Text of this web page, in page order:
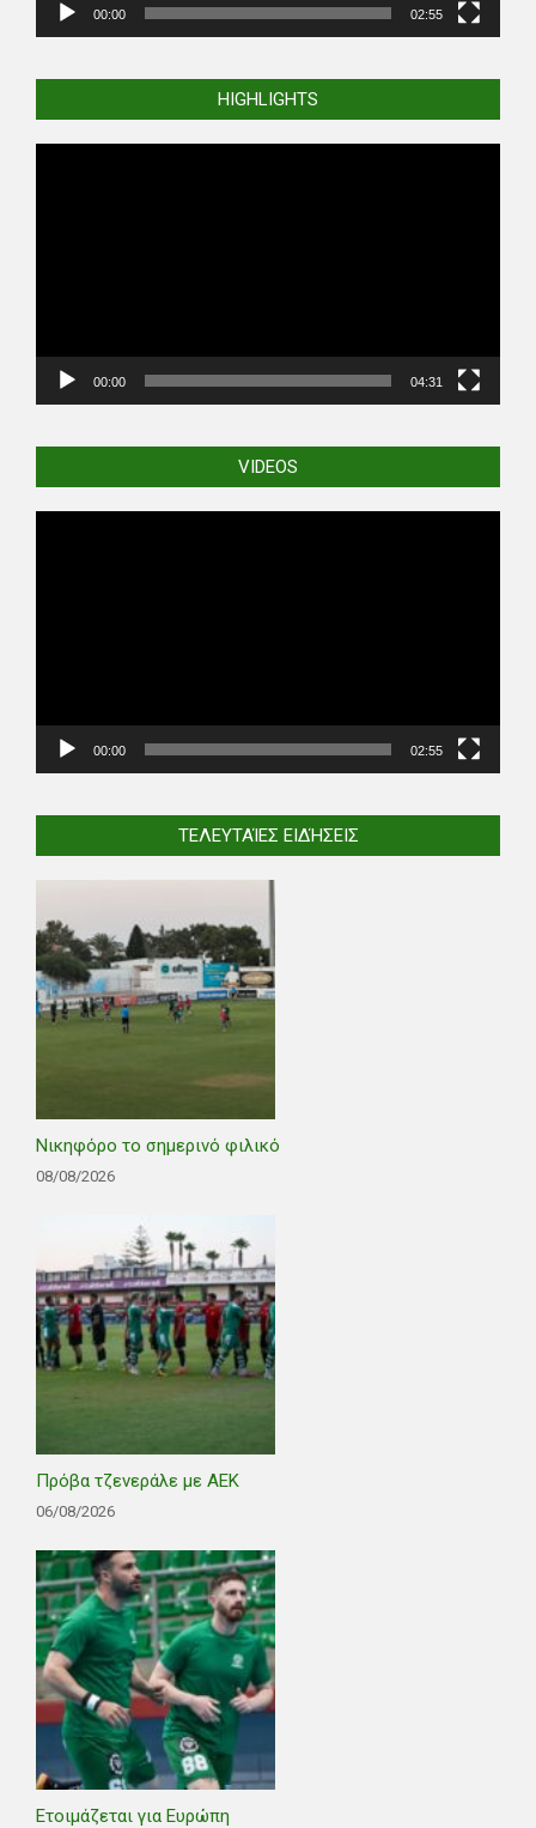
00:00 02:55
HIGHLIGHTS
00:00 04:31
VIDEOS
00:00 02:55
ΤΕΛΕΥΤΑΊΕΣ ΕΙΔΉΣΕΙΣ
Νικηφόρο το σημερινό φιλικό
08/08/2026
Πρόβα τζενεράλε με ΑΕΚ
06/08/2026
Ετοιμάζεται για Ευρώπη